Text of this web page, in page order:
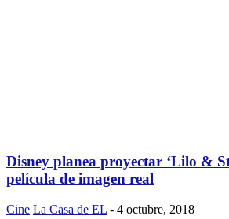
Disney planea proyectar ‘Lilo &
película de imagen real
Cine La Casa de EL - 4 octubre, 2018